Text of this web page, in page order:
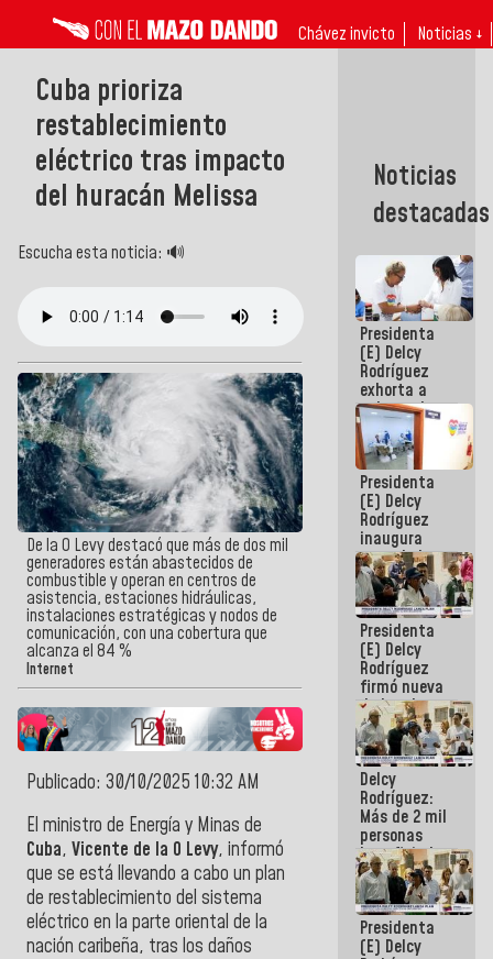
Chávez invicto Noticias ↓
Cuba prioriza
restablecimiento
eléctrico tras impacto
del huracán Melissa
Escucha esta noticia: 🔊
De la O Levy destacó que más de dos mil
generadores están abastecidos de
combustible y operan en centros de
asistencia, estaciones hidráulicas,
instalaciones estratégicas y nodos de
comunicación, con una cobertura que
alcanza el 84 %
Internet
Publicado: 30/10/2025 10:32 AM
El ministro de Energía y Minas de
Cuba, Vicente de la O Levy, informó
que se está llevando a cabo un plan
de restablecimiento del sistema
eléctrico en la parte oriental de la
nación caribeña, tras los daños
Noticias
destacadas
Presidenta
(E) Delcy
Rodríguez
exhorta a
gobernadores
y alcaldes a
edificar
casas para
abuelos
Presidenta
(E) Delcy
Rodríguez
inaugura
casa de los
Abuelos
Primavera
en Caracas
Presidenta
(E) Delcy
Rodríguez
firmó nueva
de Ley de
Arrendamiento
aprobada
por la AN
Delcy
Rodríguez:
Más de 2 mil
personas
beneficiadas
con planes
para
atención de
emergencia
sísmica en
Presidenta
(E) Delcy